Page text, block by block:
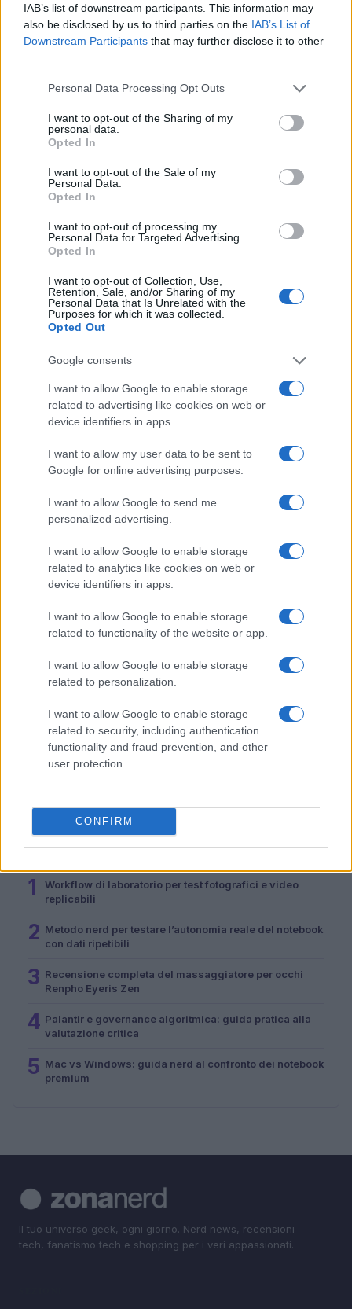
IAB’s list of downstream participants. This information may
also be disclosed by us to third parties on the IAB’s List of
Downstream Participants that may further disclose it to other
Please note that this website/app uses one or more Google
not limited to your visit or usage behaviour. You may click to
grant or deny consent to Google and its third-party tags to
use your data for below specified purposes in below Google
consent section.
Personal Data Processing Opt Outs
I want to opt-out of the Sharing of my
personal data.
Opted In
I want to opt-out of the Sale of my
Personal Data.
Opted In
I want to opt-out of processing my
Personal Data for Targeted Advertising.
Opted In
I want to opt-out of Collection, Use,
Retention, Sale, and/or Sharing of my
Personal Data that Is Unrelated with the
Purposes for which it was collected.
Opted Out
Google consents
I want to allow Google to enable storage
related to advertising like cookies on web or
device identifiers in apps.
I want to allow my user data to be sent to
Google for online advertising purposes.
I want to allow Google to send me
personalized advertising.
I want to allow Google to enable storage
related to analytics like cookies on web or
device identifiers in apps.
I want to allow Google to enable storage
related to functionality of the website or app.
I want to allow Google to enable storage
related to personalization.
I want to allow Google to enable storage
related to security, including authentication
functionality and fraud prevention, and other
user protection.
CONFIRM
Workflow di laboratorio per test fotografici e video
replicabili
RECENSIONI TECH
Metodo nerd per testare l’autonomia reale del
notebook con dati ripetibili
Recensione completa del massaggiatore per occhi
Renpho Eyeris Zen
PIÙ LETTI
1
Workflow di laboratorio per test fotografici e video
replicabili
2 Metodo nerd per testare l’autonomia reale del notebook
con dati ripetibili
3 Recensione completa del massaggiatore per occhi
Renpho Eyeris Zen
4 Palantir e governance algoritmica: guida pratica alla
valutazione critica
5 Mac vs Windows: guida nerd al confronto dei notebook
premium
Il tuo universo geek, ogni giorno. Nerd news, recensioni
tech, fanatismo tech e shopping per i veri appassionati.